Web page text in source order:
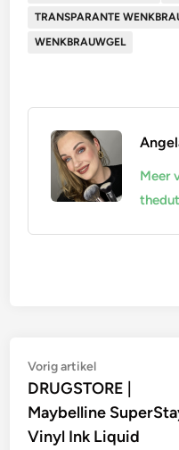
TRANSPARANTE
WENKBRAUWGEL
Meer
Bericht
navigatie
Vorig artikelVorig
artikel:
DRUGSTORE |
Maybelline
Vinyl Ink Liquid